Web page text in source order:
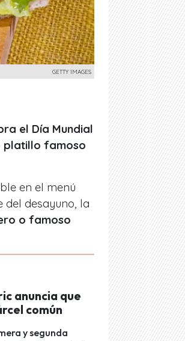
GETTY IMAGES
el Día Mundial
platillo famoso
en el menú
del desayuno, la
o famoso
anuncia que
común
y segunda